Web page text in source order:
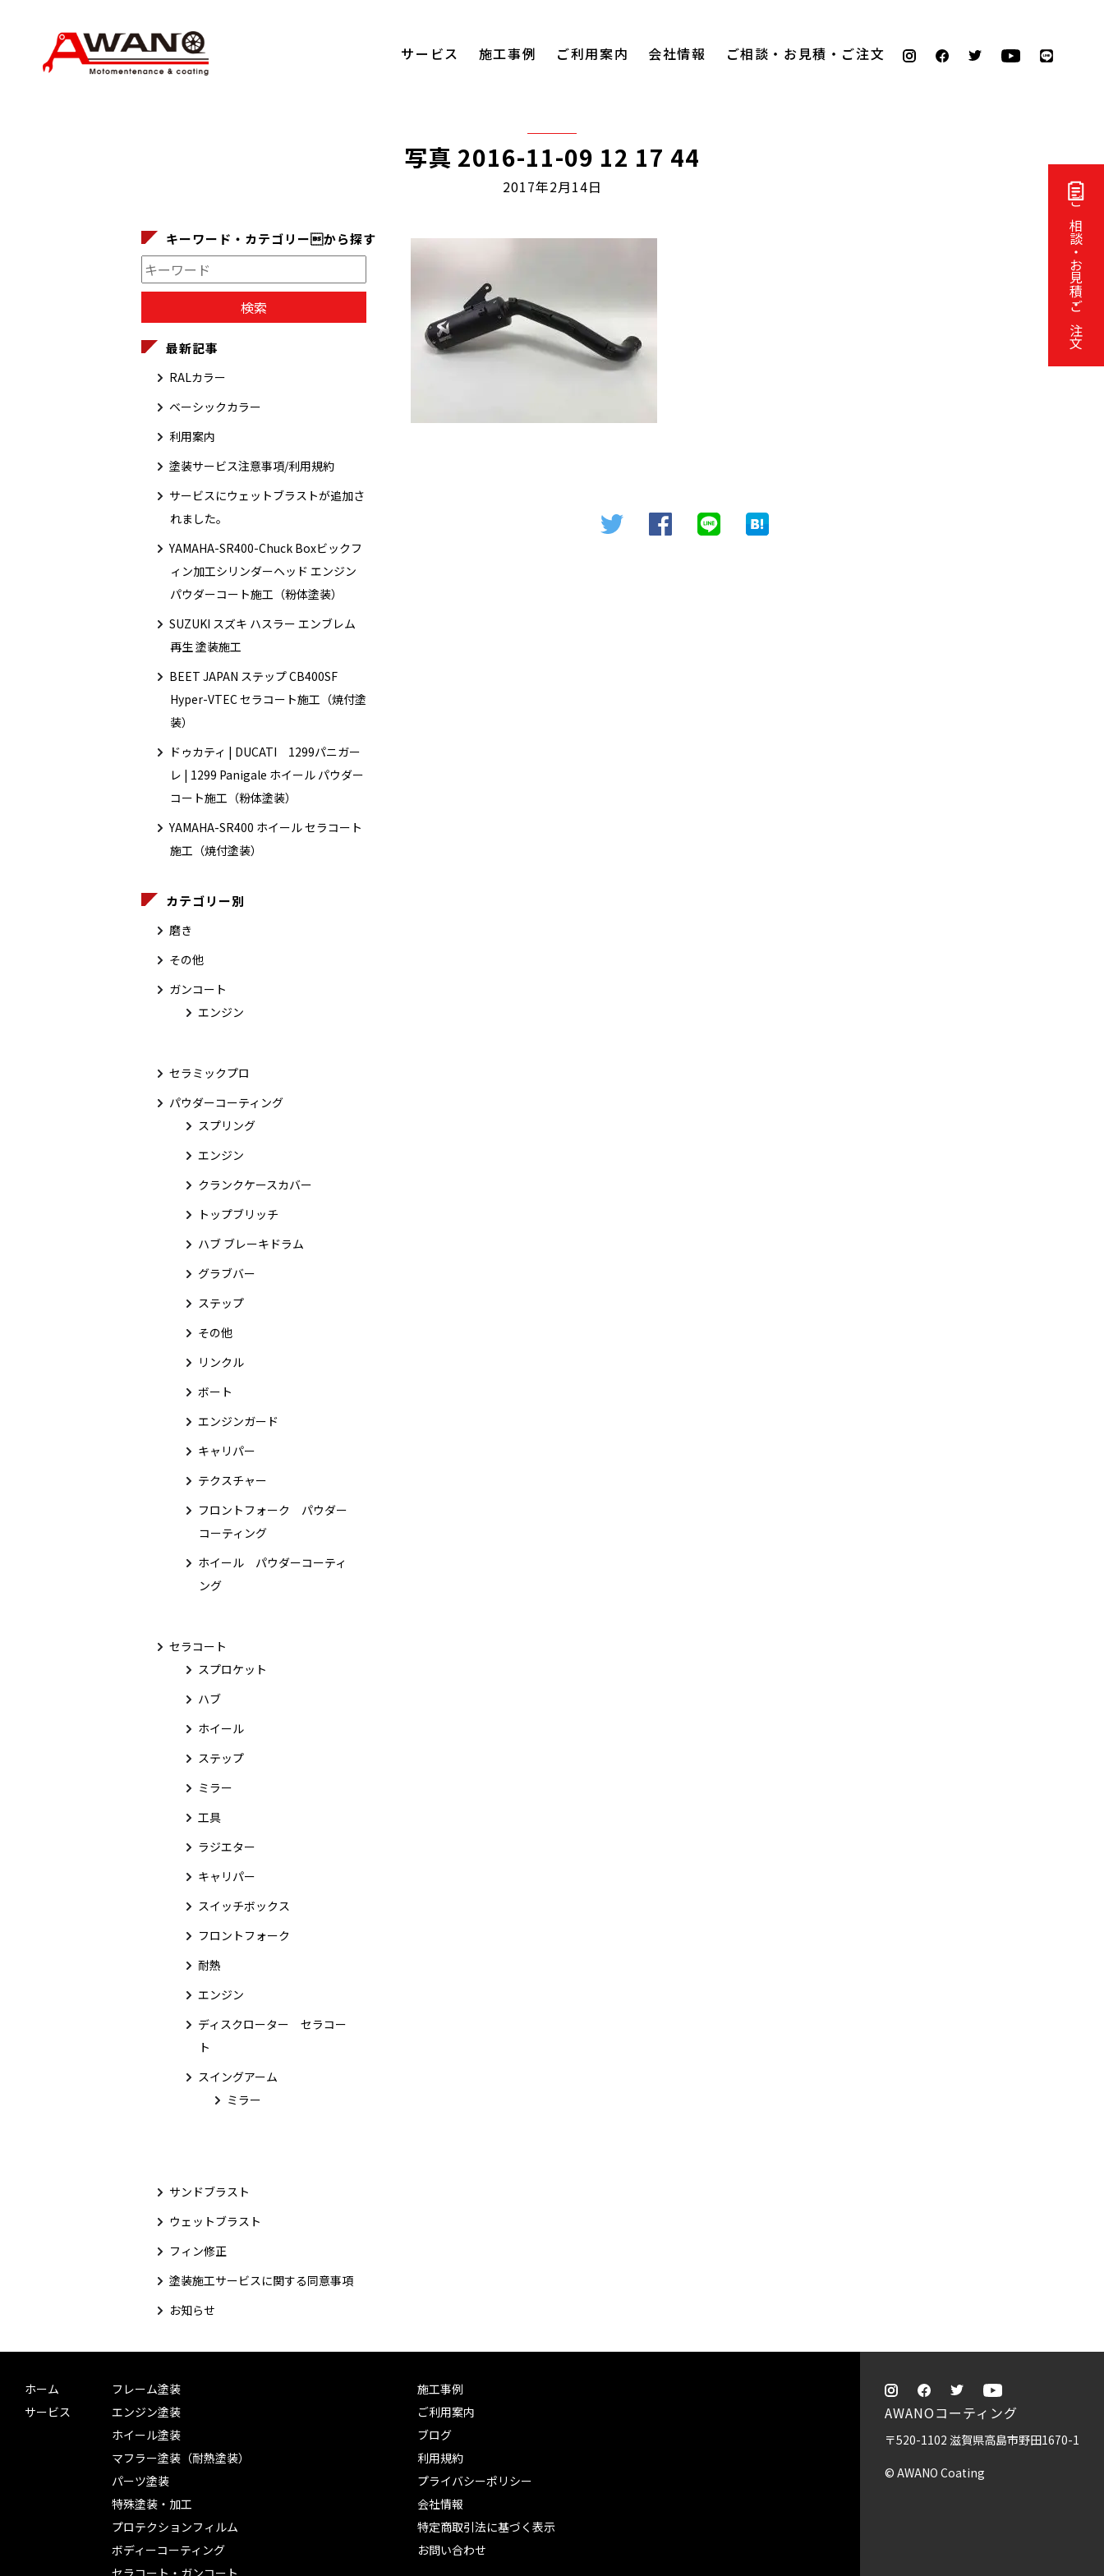
ご相談・お見積・ご注文
サービス 施工事例 ご利用案内 会社情報 ご相談・お見積・ご注文
写真 2016-11-09 12 17 44
2017年2月14日
キーワード・カテゴリーから探す
最新記事
RALカラー
ベーシックカラー
利用案内
塗装サービス注意事項/利用規約
サービスにウェットブラストが追加さ
れました。
YAMAHA-SR400-Chuck Boxビックフ
ィン加工シリンダーヘッド エンジン
パウダーコート施工（粉体塗装）
SUZUKI スズキ ハスラー エンブレム
再生 塗装施工
BEET JAPAN ステップ CB400SF
Hyper-VTEC セラコート施工（焼付塗
装）
ドゥカティ | DUCATI 1299パニガー
レ | 1299 Panigale ホイール パウダー
コート施工（粉体塗装）
YAMAHA-SR400 ホイール セラコート
施工（焼付塗装）
カテゴリー別
磨き
その他
ガンコート
エンジン
セラミックプロ
パウダーコーティング
スプリング
エンジン
クランクケースカバー
トップブリッチ
ハブ ブレーキドラム
グラブバー
ステップ
その他
リンクル
ボート
エンジンガード
キャリパー
テクスチャー
フロントフォーク パウダー
コーティング
ホイール パウダーコーティ
ング
セラコート
スプロケット
ハブ
ホイール
ステップ
ミラー
工具
ラジエター
キャリパー
スイッチボックス
フロントフォーク
耐熱
エンジン
ディスクローター セラコー
ト
スイングアーム
ミラー
サンドブラスト
ウェットブラスト
フィン修正
塗装施工サービスに関する同意事項
お知らせ
ホーム
サービス
フレーム塗装
エンジン塗装
ホイール塗装
マフラー塗装（耐熱塗装）
パーツ塗装
特殊塗装・加工
プロテクションフィルム
ボディーコーティング
セラコート・ガンコート
施工事例
ご利用案内
ブログ
利用規約
プライバシーポリシー
会社情報
特定商取引法に基づく表示
お問い合わせ
AWANOコーティング
〒520-1102 滋賀県高島市野田1670-1
© AWANO Coating